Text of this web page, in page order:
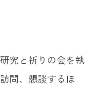
究と祈りの会を執
問、懇談するほ